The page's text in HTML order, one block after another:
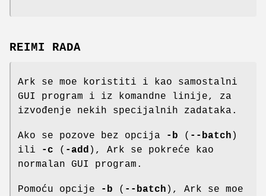
REIMI RADA
Ark se moe koristiti i kao samostalni
GUI program i iz komandne linije, za
izvođenje nekih specijalnih zadataka.
Ako se pozove bez opcija -b ( --batch )
ili
-c ( -add ), Ark se pokreće kao
normalan GUI program.
Pomoću opcije -b ( --batch ), Ark se moe